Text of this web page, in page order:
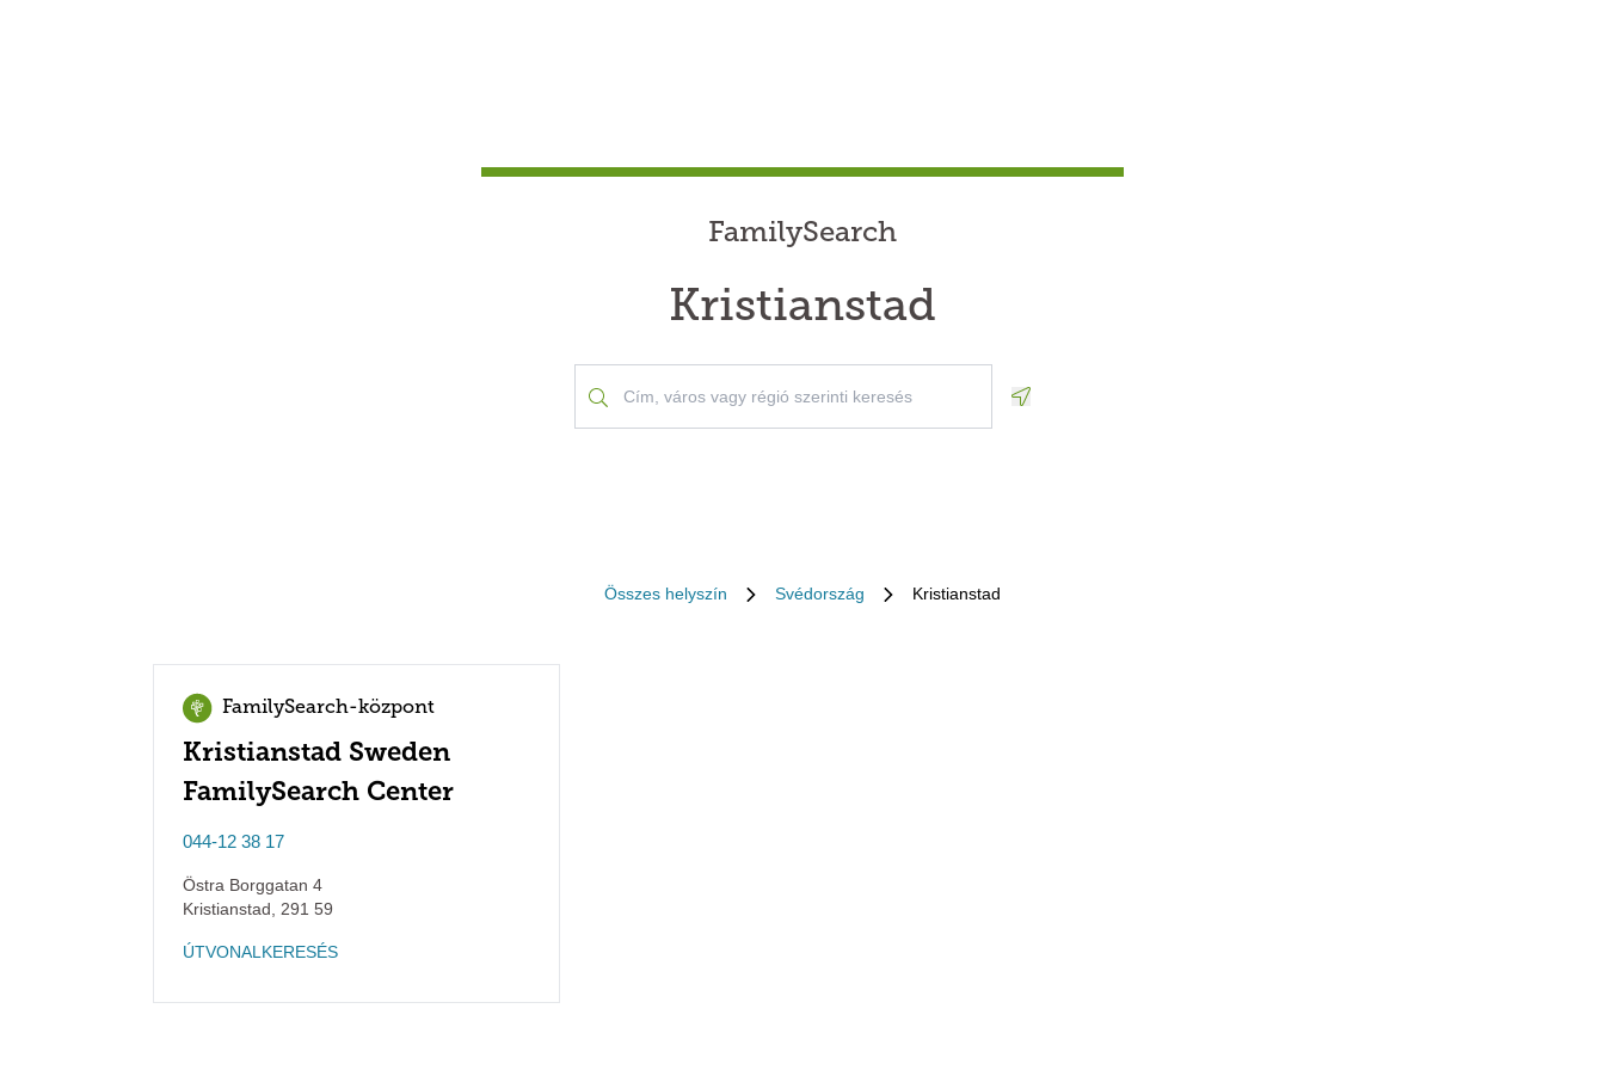
FamilySearch
Kristianstad
Összes helyszín Svédország Kristianstad
FamilySearch-központ
Kristianstad Sweden
FamilySearch Center
044-12 38 17
Östra Borggatan 4
Kristianstad
291 59
ÚTVONALKERESÉS